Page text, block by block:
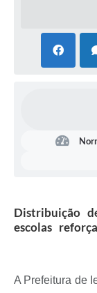
Secretarias
A Prefeitura
Serviço de
Distribuição
escolas
A Prefeitura de